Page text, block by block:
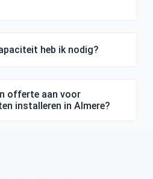
heb ik nodig?
offerte aan voor
installeren in Almere?